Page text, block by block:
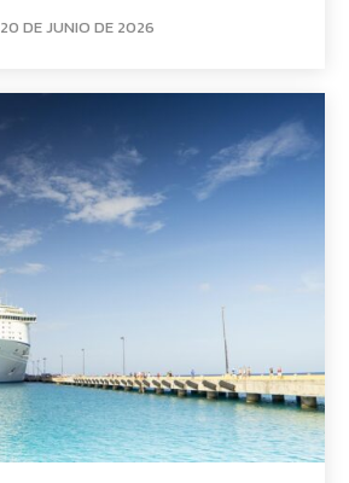
20 DE JUNIO DE 2026